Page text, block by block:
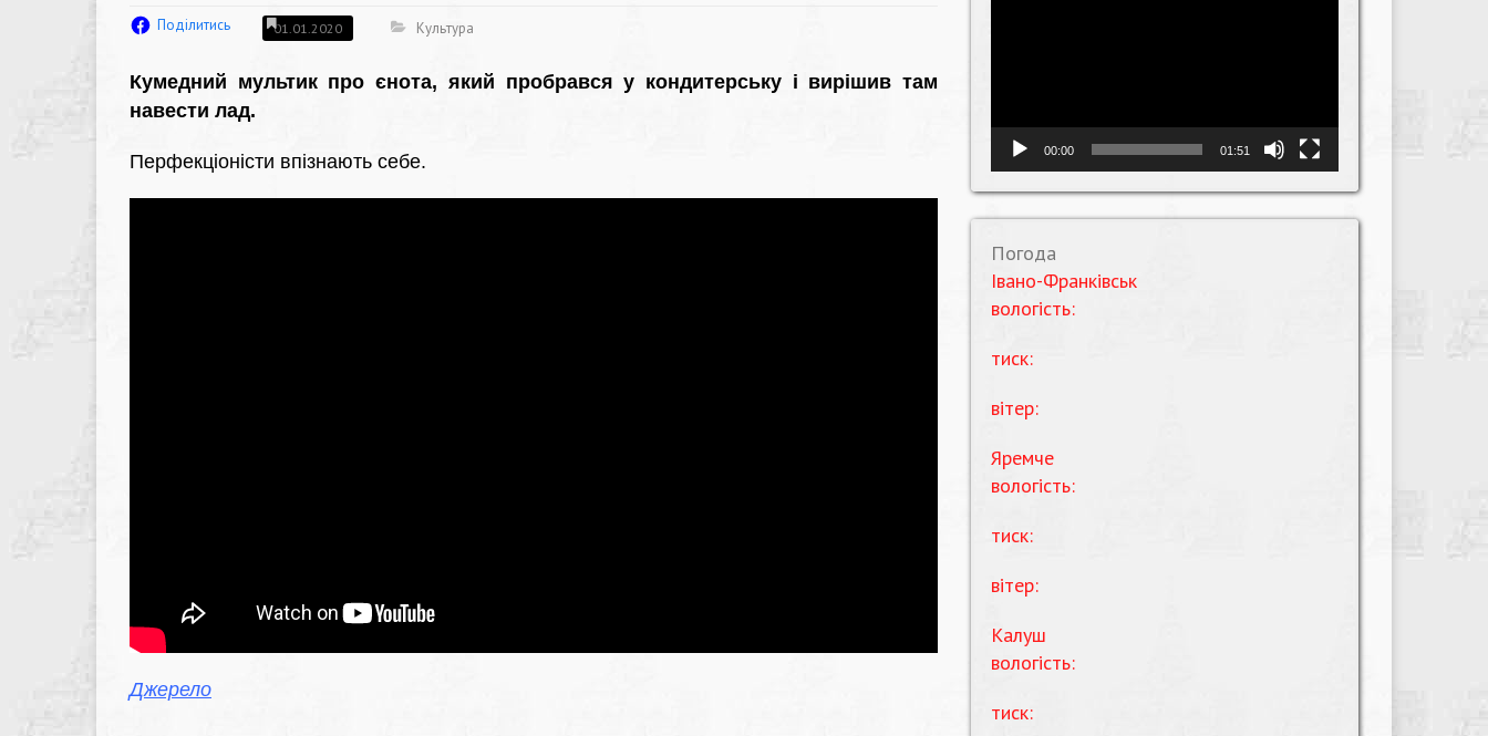
Поділитись 01.01.2020 Культура
Кумедний мультик про єнота, який пробрався у кондитерську і вирішив там
навести лад.
Перфекціоністи впізнають себе.
Джерело
00:00 01:51
Погода
Івано-Франківськ
вологість:
тиск:
вітер:
Яремче
вологість:
тиск:
вітер:
Калуш
вологість:
тиск: